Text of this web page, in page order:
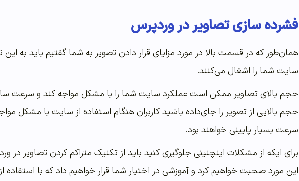
فشرده سازی تصاویر در وردپرس
همان‌طور که در قسمت بالا در مورد مزایای قرار دادن تصویر به شما گفتیم باید به این
سایت شما را اشغال می‌کنند.
حجم بالای تصاویر ممکن است عملکرد سایت شما را با مشکل مواجه کند و سرعت
حجم بالایی از تصویر را جای‌داده باشید کاربران هنگام استفاده از سایت با مشکل
سرعت بسیار پایینی خواهند بود.
برای ایکه از مشکلات اینچنینی جلوگیری کنید باید از تکنیک متراکم کردن تصاویر در
این مورد صحبت خواهیم کرد و آموزشی در اختیار شما قرار خواهیم داد که با استفاده